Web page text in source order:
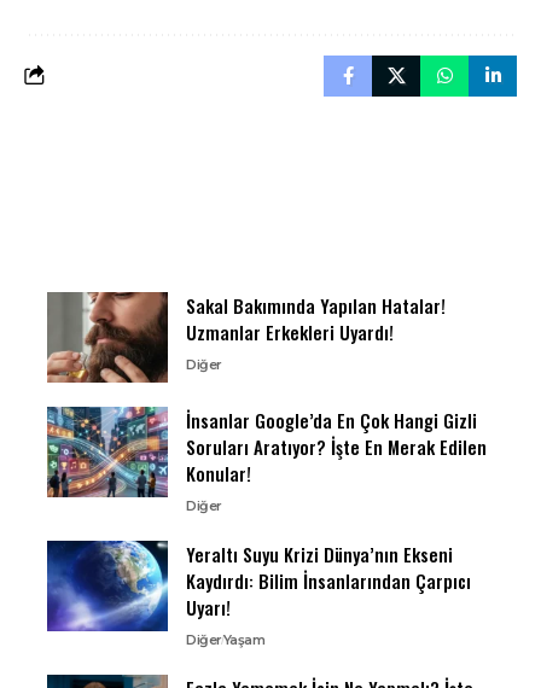
Sakal Bakımında Yapılan Hatalar!
Uzmanlar Erkekleri Uyardı!
Diğer
İnsanlar Google’da En Çok Hangi Gizli
Soruları Aratıyor? İşte En Merak Edilen
Konular!
Diğer
Yeraltı Suyu Krizi Dünya’nın Ekseni
Kaydırdı: Bilim İnsanlarından Çarpıcı
Uyarı!
DiğerYaşam